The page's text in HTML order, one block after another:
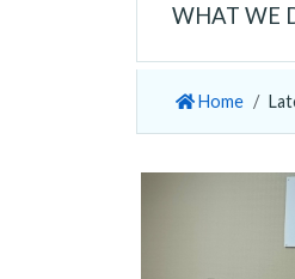
WHAT WE
Home